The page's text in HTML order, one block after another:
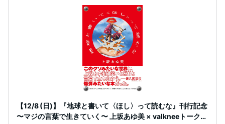
【12/8 (日)】『地球と書いて〈ほし〉って読むな』刊行記念
〜マジの言葉で生きていく〜 上坂あゆ美 × valkneeトークイ